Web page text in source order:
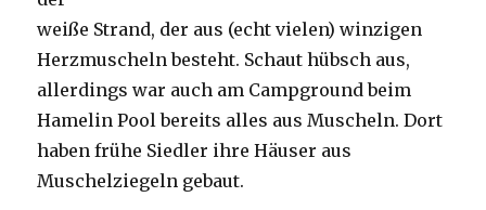
weiße Strand, der aus (echt vielen) winzigen
Herzmuscheln besteht. Schaut hübsch aus,
allerdings war auch am Campground beim
Hamelin Pool bereits alles aus Muscheln. Dort
haben frühe Siedler ihre Häuser aus
Muschelziegeln gebaut.